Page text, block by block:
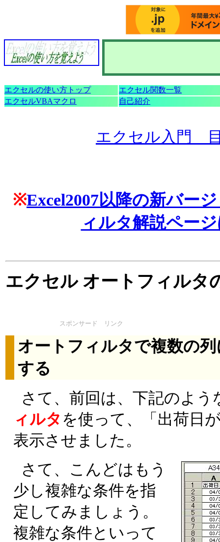
エクセルの使い方トップ
エクセル関数一覧
エクセルVBAマクロ
自己紹介
エクセル入門
※Excel2007以降の新バー
ィルタ解説ペー
エクセル オートフィルタ
スポンサード リンク
オートフィルタで複数の
する
さて、前回は、下記のよう
ィルタ を使って、「出荷日
表示させました。
さて、こんどはもう
少し複雑な条件を指
定してみましょう。
複雑な条件といって